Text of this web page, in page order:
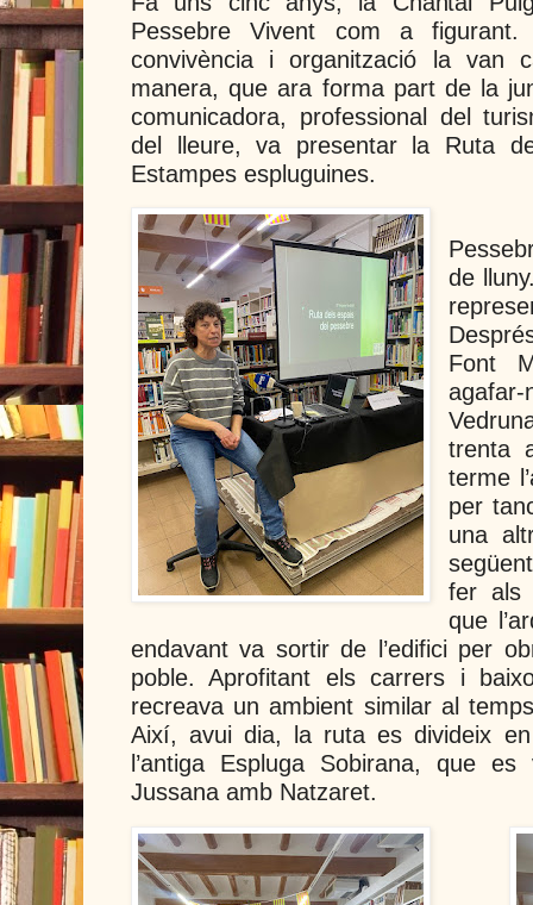
Pessebre Vivent com a figurant.
convivència i organització la van
manera, que ara forma part de la
comunicadora, professional del
del lleure, va presentar la Ruta
Estampes espluguines.
de
Font
trenta
terme
per
una
fer als
que
endavant va sortir de l’edifici per
poble. Aprofitant els carrers i
recreava un ambient similar al
Així, avui dia, la ruta es divideix
l’antiga Espluga Sobirana, que
Jussana amb Natzaret.